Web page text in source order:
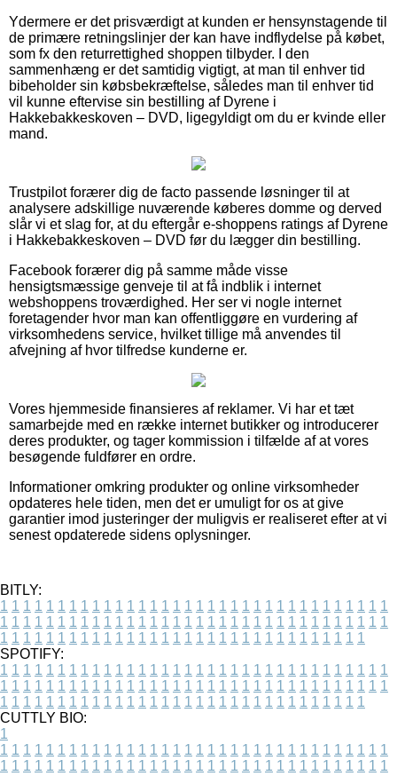
Ydermere er det prisværdigt at kunden er hensynstagende til
de primære retningslinjer der kan have indflydelse på købet,
som fx den returrettighed shoppen tilbyder. I den
sammenhæng er det samtidig vigtigt, at man til enhver tid
bibeholder sin købsbekræftelse, således man til enhver tid
vil kunne eftervise sin bestilling af Dyrene i
Hakkebakkeskoven – DVD, ligegyldigt om du er kvinde eller
mand.
Trustpilot forærer dig de facto passende løsninger til at
analysere adskillige nuværende køberes domme og derved
slår vi et slag for, at du eftergår e-shoppens ratings af Dyrene
i Hakkebakkeskoven – DVD før du lægger din bestilling.
Facebook forærer dig på samme måde visse
hensigtsmæssige genveje til at få indblik i internet
webshoppens troværdighed. Her ser vi nogle internet
foretagender hvor man kan offentliggøre en vurdering af
virksomhedens service, hvilket tillige må anvendes til
afvejning af hvor tilfredse kunderne er.
Vores hjemmeside finansieres af reklamer. Vi har et tæt
samarbejde med en række internet butikker og introducerer
deres produkter, og tager kommission i tilfælde af at vores
besøgende fuldfører en ordre.
Informationer omkring produkter og online virksomheder
opdateres hele tiden, men det er umuligt for os at give
garantier imod justeringer der muligvis er realiseret efter at vi
senest opdaterede sidens oplysninger.
BITLY:
1 1 1 1 1 1 1 1 1 1 1 1 1 1 1 1 1 1 1 1 1 1 1 1 1 1 1 1 1 1 1 1 1 1
1 1 1 1 1 1 1 1 1 1 1 1 1 1 1 1 1 1 1 1 1 1 1 1 1 1 1 1 1 1 1 1 1 1
1 1 1 1 1 1 1 1 1 1 1 1 1 1 1 1 1 1 1 1 1 1 1 1 1 1 1 1 1 1 1 1
SPOTIFY:
1 1 1 1 1 1 1 1 1 1 1 1 1 1 1 1 1 1 1 1 1 1 1 1 1 1 1 1 1 1 1 1 1 1
1 1 1 1 1 1 1 1 1 1 1 1 1 1 1 1 1 1 1 1 1 1 1 1 1 1 1 1 1 1 1 1 1 1
1 1 1 1 1 1 1 1 1 1 1 1 1 1 1 1 1 1 1 1 1 1 1 1 1 1 1 1 1 1 1 1
CUTTLY BIO:
1
1 1 1 1 1 1 1 1 1 1 1 1 1 1 1 1 1 1 1 1 1 1 1 1 1 1 1 1 1 1 1 1 1 1
1 1 1 1 1 1 1 1 1 1 1 1 1 1 1 1 1 1 1 1 1 1 1 1 1 1 1 1 1 1 1 1 1 1